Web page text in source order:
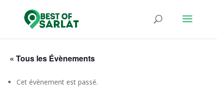
« Tous les Évènements
Cet évènement est passé.